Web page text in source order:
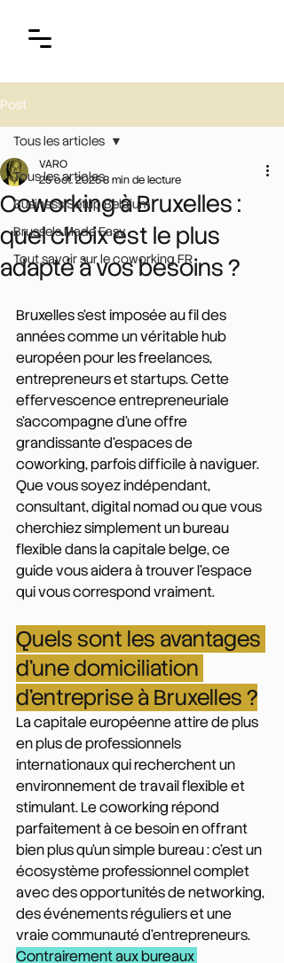
Post
Tous les articles
Business Setup Belgium
Brussels Made Easy
Tout savoir sur le coworking FR
Tous les articles
Coworking à Bruxelles :
quel choix est le plus
adapté à vos besoins ?
VARO
25 oct. 20258 min de lecture
Bruxelles s'est imposée au fil des
années comme un véritable hub
européen pour les freelances,
entrepreneurs et startups. Cette
effervescence entrepreneuriale
s'accompagne d'une offre
grandissante d'espaces de
coworking, parfois difficile à naviguer.
Que vous soyez indépendant,
consultant, digital nomad ou que vous
cherchiez simplement un bureau
flexible dans la capitale belge, ce
guide vous aidera à trouver l'espace
qui vous correspond vraiment.
Quels sont les avantages
d'une domiciliation
d'entreprise à Bruxelles ?
La capitale européenne attire de plus
en plus de professionnels
internationaux qui recherchent un
environnement de travail flexible et
stimulant. Le coworking répond
parfaitement à ce besoin en offrant
bien plus qu'un simple bureau : c'est un
écosystème professionnel complet
avec des opportunités de networking,
des événements réguliers et une
vraie communauté d'entrepreneurs.
Contrairement aux bureaux